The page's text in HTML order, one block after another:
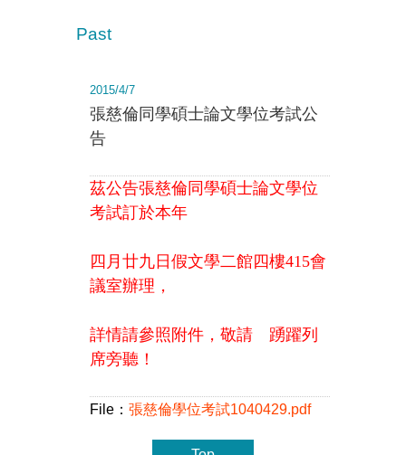
Past
2015/4/7
張慈倫同學碩士論文學位考試公
告
茲公告張慈倫同學碩士論文學位
考試訂於本年
四月廿九日假文學二館四樓415會
議室辦理，
詳情請參照附件，敬請 踴躍列
席旁聽！
File： 張慈倫學位考試1040429.pdf